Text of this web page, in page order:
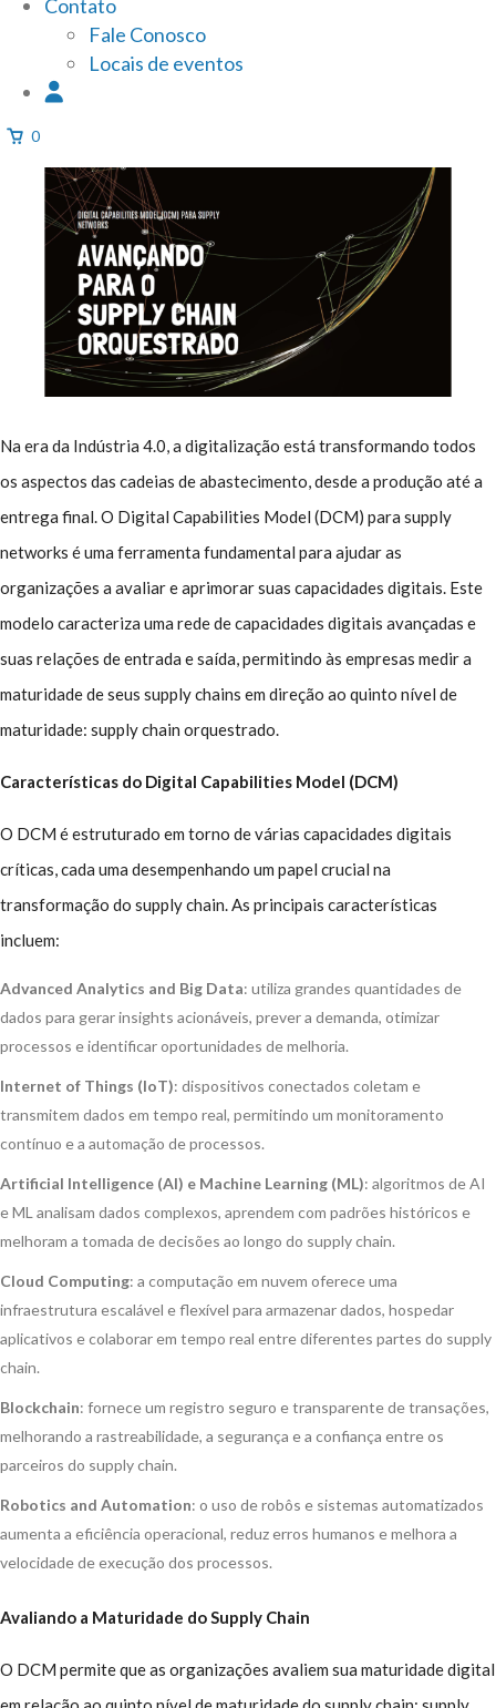
Contato
Fale Conosco
Locais de eventos
0
Na era da Indústria 4.0, a digitalização está transformando todos
os aspectos das cadeias de abastecimento, desde a produção até a
entrega final. O Digital Capabilities Model (DCM) para supply
networks é uma ferramenta fundamental para ajudar as
organizações a avaliar e aprimorar suas capacidades digitais. Este
modelo caracteriza uma rede de capacidades digitais avançadas e
suas relações de entrada e saída, permitindo às empresas medir a
maturidade de seus supply chains em direção ao quinto nível de
maturidade: supply chain orquestrado.
Características do Digital Capabilities Model (DCM)
O DCM é estruturado em torno de várias capacidades digitais
críticas, cada uma desempenhando um papel crucial na
transformação do supply chain. As principais características
incluem:
Advanced Analytics and Big Data: utiliza grandes quantidades de
dados para gerar insights acionáveis, prever a demanda, otimizar
processos e identificar oportunidades de melhoria.
Internet of Things (IoT): dispositivos conectados coletam e
transmitem dados em tempo real, permitindo um monitoramento
contínuo e a automação de processos.
Artificial Intelligence (AI) e Machine Learning (ML): algoritmos de AI
e ML analisam dados complexos, aprendem com padrões históricos e
melhoram a tomada de decisões ao longo do supply chain.
Cloud Computing: a computação em nuvem oferece uma
infraestrutura escalável e flexível para armazenar dados, hospedar
aplicativos e colaborar em tempo real entre diferentes partes do supply
chain.
Blockchain: fornece um registro seguro e transparente de transações,
melhorando a rastreabilidade, a segurança e a confiança entre os
parceiros do supply chain.
Robotics and Automation: o uso de robôs e sistemas automatizados
aumenta a eficiência operacional, reduz erros humanos e melhora a
velocidade de execução dos processos.
Avaliando a Maturidade do Supply Chain
O DCM permite que as organizações avaliem sua maturidade digital